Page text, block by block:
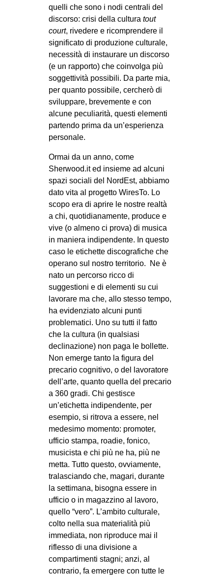
AMBIENTE
ANTIFASCISMO
DIRITTO ALL’ABITARE
GENERI
MIGRAZIONI
PRECARIATO
REPRESSIONE
STUDENTI
ARTE
CINEMA
MANIFESTI
MUSICA
RECENSIONI
INTERNAZIONALE
AFRICA
ESTREMO ORIENTE
EUROPA
MEDIO ORIENTE
MONDO
EVENTI
in
tw
bsky
ms
SEARCH
quelli che sono i nodi centrali del
discorso: crisi della cultura tout
court, rivedere e ricomprendere il
significato di produzione culturale,
necessità di instaurare un discorso
(e un rapporto) che coinvolga più
soggettività possibili. Da parte mia,
per quanto possibile, cercherò di
sviluppare, brevemente e con
alcune peculiarità, questi elementi
partendo prima da un’esperienza
personale.
Ormai da un anno, come
Sherwood.it ed insieme ad alcuni
spazi sociali del NordEst, abbiamo
dato vita al progetto WiresTo. Lo
scopo era di aprire le nostre realtà
a chi, quotidianamente, produce e
vive (o almeno ci prova) di musica
in maniera indipendente. In questo
caso le etichette discografiche che
operano sul nostro territorio. Ne è
nato un percorso ricco di
suggestioni e di elementi su cui
lavorare ma che, allo stesso tempo,
ha evidenziato alcuni punti
problematici. Uno su tutti il fatto
che la cultura (in qualsiasi
declinazione) non paga le bollette.
Non emerge tanto la figura del
precario cognitivo, o del lavoratore
dell’arte, quanto quella del precario
a 360 gradi. Chi gestisce
un’etichetta indipendente, per
esempio, si ritrova a essere, nel
medesimo momento: promoter,
ufficio stampa, roadie, fonico,
musicista e chi più ne ha, più ne
metta. Tutto questo, ovviamente,
tralasciando che, magari, durante
la settimana, bisogna essere in
ufficio o in magazzino al lavoro,
quello “vero”. L’ambito culturale,
colto nella sua materialità più
immediata, non riproduce mai il
riflesso di una divisione a
compartimenti stagni; anzi, al
contrario, fa emergere con tutte le